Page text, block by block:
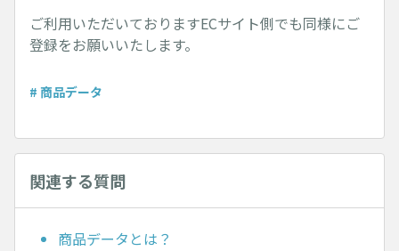
ご利用いただいておりますECサイト側でも同様にご
登録をお願いいたします。
# 商品データ
関連する質問
商品データとは？